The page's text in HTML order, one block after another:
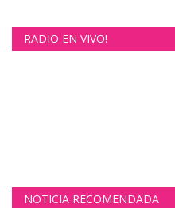
RADIO EN VIVO!
NOTICIA RECOMENDADA